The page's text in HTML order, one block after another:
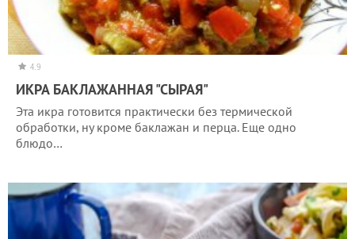
4.9
ИКРА БАКЛАЖАННАЯ "СЫРАЯ"
Эта икра готовится практически без термической
обработки, ну кроме баклажан и перца. Еще одно
блюдо…